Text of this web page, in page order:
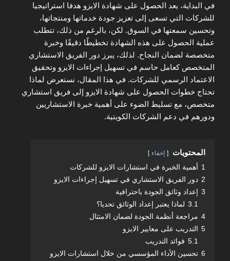
في البداية، يعد الحصول على شهادة الايزو هدفا استراتيجيا
للشركات التي تسعى إلى تعزيز جودة خدماتها ومنتجاتها،
وتحسين سمعتها في السوق. لكن، بالرغم من ذلك، تتطلب
عملية الحصول على هذه الشهادة تخطيطًا دقيقًا وخبرة
متخصصة لضمان النجاح. لذلك، يبرز دور الفريق الاستشاري
المتخصص كعامل حاسم في تسهيل إجراءات الايزو وتحقيق
الاعتماد الرسمي للشركات. في هذا المقال، نستعرض لماذا
تحتاج خطوات الحصول على شهادة الايزو إلى فريق استشاري
متخصص، مع تسليط الضوء على أهمية خبرة الاستشاريين
ودورهم في دعم الشركات الكويتية.
المحتويات إخفاء
1 أهمية الخبرة في استشارات الايزو للشركات
2 دور الفريق الاستشاري في تسهيل إجراءات الايزو
3 إعداد وثائق الجودة باحترافية
3.1 لماذا يعتبر إعداد الوثائق تحديا؟
4 مراجعة أنظمة الجودة لضمان الامتثال
5 التدريب على معايير الايزو
5.1 فوائد التدريب
6 تحسين الأداء المؤسسي من خلال استشارات الايزو